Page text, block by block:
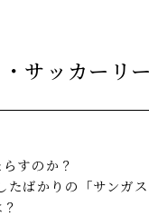
サッカーリ
すのか？
たばかりの「サン